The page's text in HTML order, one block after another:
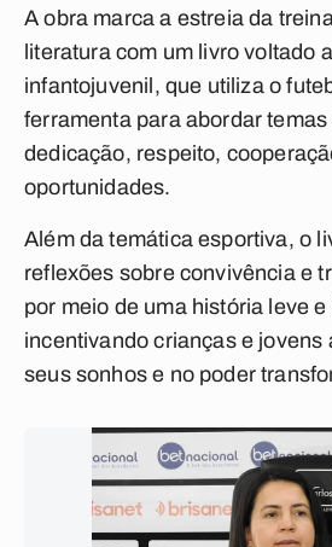
A obra marca a estreia da
literatura com um livro voltado
infantojuvenil, que utiliza o
ferramenta para abordar
dedicação, respeito,
oportunidades.
Além da temática esportiva, o
reflexões sobre convivência e
por meio de uma história leve
incentivando crianças e jovens
seus sonhos e no poder